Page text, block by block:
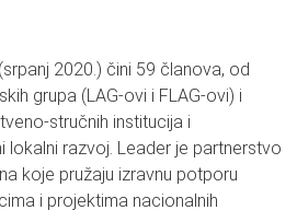
2020.) čini 59 članova, od
grupa (LAG-ovi i FLAG-ovi) i
stručnih institucija i
lokalni razvoj. Leader je partnerstvo
koje pružaju izravnu potporu
i projektima nacionalnih